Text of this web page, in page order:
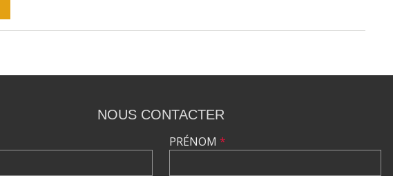
NOUS CONTACTER
PRÉNOM *